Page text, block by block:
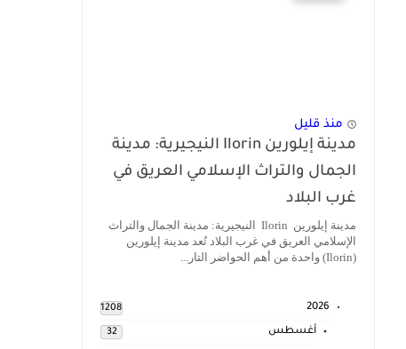
منذ قليل
مدينة إيلورين Ilorin النيجيرية: مدينة
الجمال والتراث الإسلامي العريق في
غرب البلاد
مدينة إيلورين Ilorin النيجيرية: مدينة الجمال والتراث
الإسلامي العريق في غرب البلاد تُعد مدينة إيلورين
(Ilorin) واحدة من أهم الحواضر التار...
2026
1208
أغسطس 32